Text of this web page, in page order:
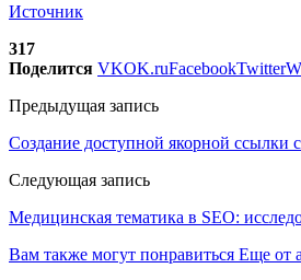
Источник
317
Поделится VKOK.ruFacebookTwitter
Предыдущая запись
Создание доступной якорной ссылки
Следующая запись
Медицинская тематика в SEO:
Вам также могут понравиться Еще от